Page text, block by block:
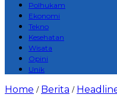
Polhukam
Ekonomi
Tekno
Kesehatan
Wisata
Opini
Unik
Home / Berita /